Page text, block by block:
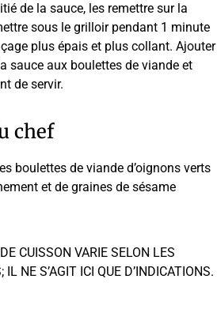
de la sauce, les remettre sur la
sous le grilloir pendant 1 minute
plus épais et plus collant. Ajouter
sauce aux boulettes de viande et
de servir.
chef
boulettes de viande d’oignons verts
et de graines de sésame
CUISSON VARIE SELON LES
IL NE S’AGIT ICI QUE D’INDICATIONS.